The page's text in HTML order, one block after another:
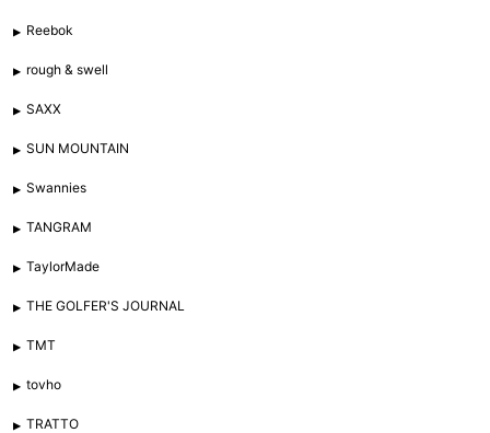
Reebok
rough & swell
SAXX
SUN MOUNTAIN
Swannies
TANGRAM
TaylorMade
THE GOLFER'S JOURNAL
TMT
tovho
TRATTO